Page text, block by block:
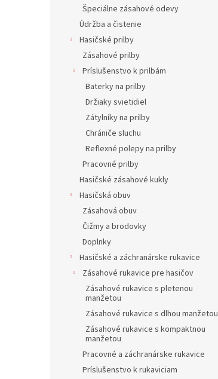
Špeciálne zásahové odevy
Údržba a čistenie
Hasičské prilby
Zásahové prilby
Príslušenstvo k prilbám
Baterky na prilby
Držiaky svietidiel
Zátylníky na prilby
Chrániče sluchu
Reflexné polepy na prilby
Pracovné prilby
Hasičské zásahové kukly
Hasičská obuv
Zásahová obuv
Čižmy a brodovky
Doplnky
Hasičské a záchranárske rukavice
Zásahové rukavice pre hasičov
Zásahové rukavice s pletenou
manžetou
Zásahové rukavice s dlhou manžetou
Zásahové rukavice s kompaktnou
manžetou
Pracovné a záchranárske rukavice
Príslušenstvo k rukaviciam